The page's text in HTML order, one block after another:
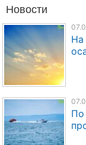
Новости
На
По